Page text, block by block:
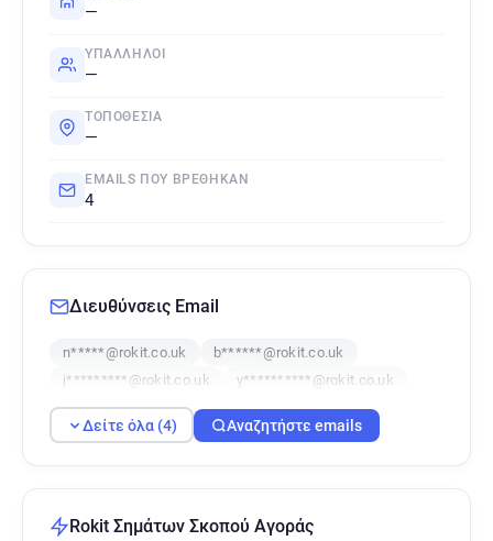
—
ΥΠΆΛΛΗΛΟΙ
—
ΤΟΠΟΘΕΣΊΑ
—
EMAILS ΠΟΥ ΒΡΈΘΗΚΑΝ
4
Διευθύνσεις Email
n*****@rokit.co.uk
b******@rokit.co.uk
j*********@rokit.co.uk
y**********@rokit.co.uk
Δείτε όλα (4) Αναζητήστε emails
Rokit Σημάτων Σκοπού Αγοράς